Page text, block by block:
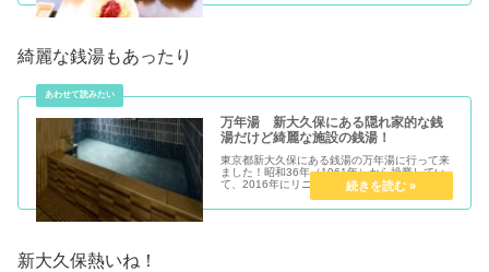
綺麗な銭湯もあったり
万年湯 新大久保にある隠れ家的な銭
湯だけど綺麗な施設の銭湯！
東京都新大久保にある銭湯の万年湯に行って来
ました！昭和36年（1961年）から操業してい
て、2016年にリニューアルオープンしまし
た！色々歩き回ってサムギョプサ...
新大久保熱いね！